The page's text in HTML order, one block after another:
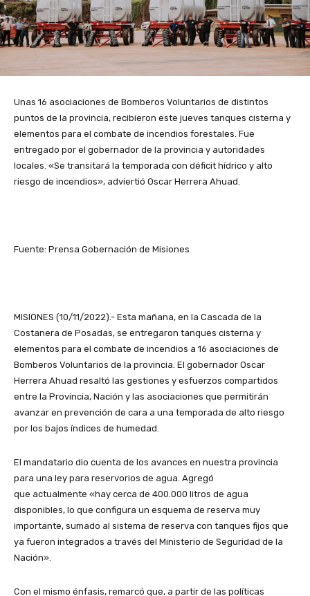
Unas 16 asociaciones de Bomberos Voluntarios de distintos
puntos de la provincia, recibieron este jueves tanques cisterna y
elementos para el combate de incendios forestales. Fue
entregado por el gobernador de la provincia y autoridades
locales. «Se transitará la temporada con déficit hídrico y alto
riesgo de incendios», adviertió Oscar Herrera Ahuad.
Fuente: Prensa Gobernación de Misiones
MISIONES (10/11/2022).- Esta mañana, en la Cascada de la
Costanera de Posadas, se entregaron tanques cisterna y
elementos para el combate de incendios a 16 asociaciones de
Bomberos Voluntarios de la provincia. El gobernador Oscar
Herrera Ahuad resaltó las gestiones y esfuerzos compartidos
entre la Provincia, Nación y las asociaciones que permitirán
avanzar en prevención de cara a una temporada de alto riesgo
por los bajos índices de humedad.
El mandatario dio cuenta de los avances en nuestra provincia
para una ley para reservorios de agua. Agregó
que actualmente «hay cerca de 400.000 litros de agua
disponibles, lo que configura un esquema de reserva muy
importante, sumado al sistema de reserva con tanques fijos que
ya fueron integrados a través del Ministerio de Seguridad de la
Nación».
Con el mismo énfasis, remarcó que, a partir de las políticas